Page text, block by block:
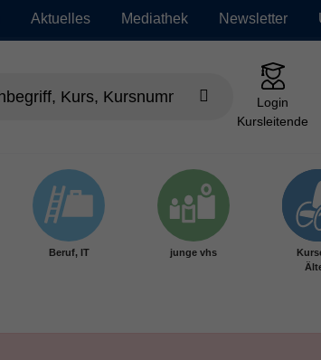
Aktuelles Mediathek Newsletter
Login
Kursleitende
Beruf, IT junge vhs